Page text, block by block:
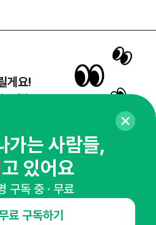
게요!
스레터
문의
인사이터 신청
가는 사람들,
있어요
구독 중 · 무료
료 구독하기